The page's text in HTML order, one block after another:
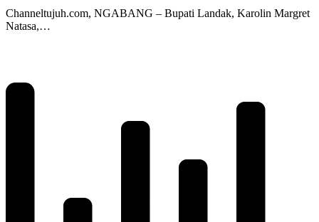
Channeltujuh.com, NGABANG – Bupati Landak, Karolin Margret
Natasa,…